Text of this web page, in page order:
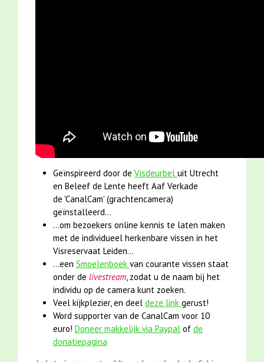
Geïnspireerd door de Visdeurbel uit Utrecht
en Beleef de Lente heeft Aaf Verkade
de 'CanalCam' (grachtencamera)
geïnstalleerd...
...om bezoekers online kennis te laten maken
met de individueel herkenbare vissen in het
Visreservaat Leiden...
...een Smoelenboek van courante vissen staat
onder de livestream, zodat u de naam bij het
individu op de camera kunt zoeken.
Veel kijkplezier, en deel deze link gerust!
Word supporter van de CanalCam voor 10
euro! Doneer makkelijk via Paypal of de
donatiepagina